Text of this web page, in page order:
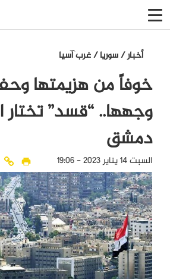
أخبار/سوريا/غرب آسيا
خوفاً من هزيمتها
وجهها.. “قسد” تختار
دمشق
السبت 14 يناير 2023 - 19:06